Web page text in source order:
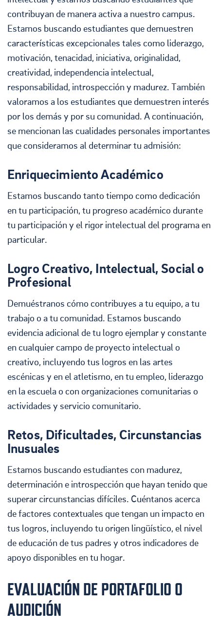
contribuyan de manera activa a nuestro campus.
Estamos buscando estudiantes que demuestren
características excepcionales tales como liderazgo,
motivación, tenacidad, iniciativa, originalidad,
creatividad, independencia intelectual,
responsabilidad, introspección y madurez. También
valoramos a los estudiantes que demuestren interés
por los demás y por su comunidad. A continuación,
se mencionan las cualidades personales importantes
que consideramos al determinar tu admisión:
Enriquecimiento Académico
Estamos buscando tanto tiempo como dedicación
en tu participación, tu progreso académico durante
tu participación y el rigor intelectual del programa en
particular.
Logro Creativo, Intelectual, Social o
Profesional
Demuéstranos cómo contribuyes a tu equipo, a tu
trabajo o a tu comunidad. Estamos buscando
evidencia adicional de tu logro ejemplar y constante
en cualquier campo de proyecto intelectual o
creativo, incluyendo tus logros en las artes
escénicas y en el atletismo, en tu empleo, liderazgo
en la escuela o con organizaciones comunitarias o
actividades y servicio comunitario.
Retos, Dificultades, Circunstancias
Inusuales
Estamos buscando estudiantes con madurez,
determinación e introspección que hayan tenido que
superar circunstancias difíciles. Cuéntanos acerca
de factores contextuales que tengan un impacto en
tus logros, incluyendo tu origen lingüístico, el nivel
de educación de tus padres y otros indicadores de
apoyo disponibles en tu hogar.
EVALUACIÓN DE PORTAFOLIO O
AUDICIÓN